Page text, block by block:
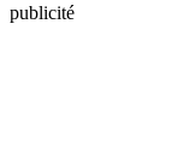
publicité